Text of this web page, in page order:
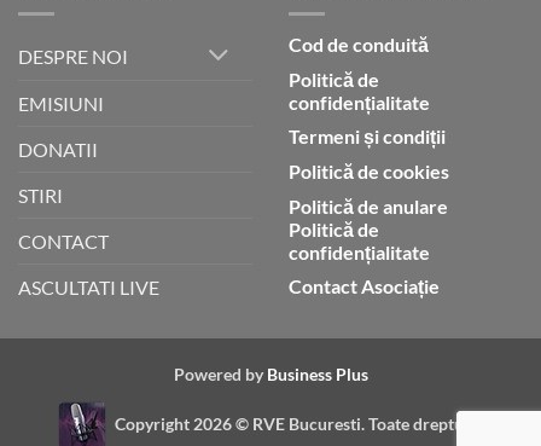
DESPRE NOI
EMISIUNI
DONATII
STIRI
CONTACT
ASCULTATI LIVE
Cod de conduită
Politică de
confidențialitate
Termeni și condiții
Politică de cookies
Politică de anulare
Politică de
confidențialitate
Contact Asociație
Powered by Business Plus
Copyright 2026 © RVE Bucuresti. Toate drepturile